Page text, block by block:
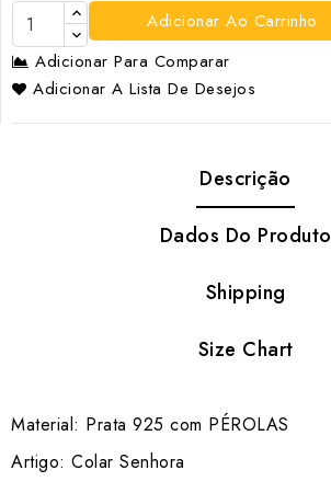
Adicionar Ao Carrinho
Adicionar Para Comparar
Adicionar A Lista De Desejos
Descrição
Dados Do Produto
Shipping
Size Chart
Material: Prata 925 com PÉROLAS
Artigo: Colar Senhora